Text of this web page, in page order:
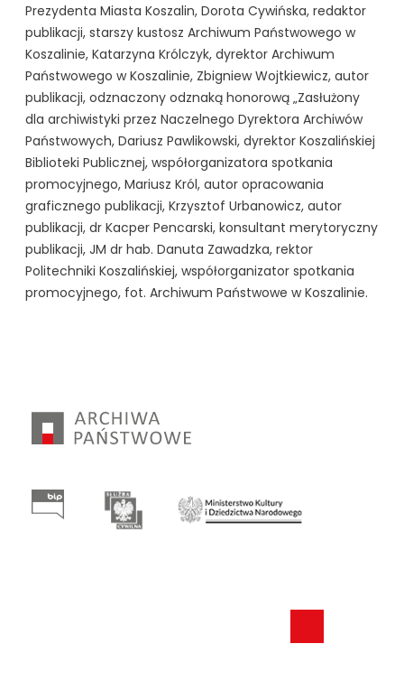
Prezydenta Miasta Koszalin, Dorota Cywińska, redaktor
publikacji, starszy kustosz Archiwum Państwowego w
Koszalinie, Katarzyna Królczyk, dyrektor Archiwum
Państwowego w Koszalinie, Zbigniew Wojtkiewicz, autor
publikacji, odznaczony odznaką honorową „Zasłużony
dla archiwistyki przez Naczelnego Dyrektora Archiwów
Państwowych, Dariusz Pawlikowski, dyrektor Koszalińskiej
Biblioteki Publicznej, współorganizatora spotkania
promocyjnego, Mariusz Król, autor opracowania
graficznego publikacji, Krzysztof Urbanowicz, autor
publikacji, dr Kacper Pencarski, konsultant merytoryczny
publikacji, JM dr hab. Danuta Zawadzka, rektor
Politechniki Koszalińskiej, współorganizator spotkania
promocyjnego, fot. Archiwum Państwowe w Koszalinie.